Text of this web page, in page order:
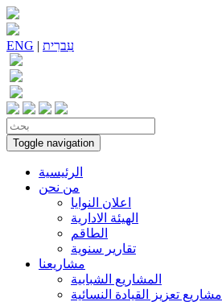
ENG | עִברִית
Toggle navigation
الرئيسية
من نحن
اعلان النوايا
الهيئة الادارية
الطاقم
تقارير سنوية
مشاريعنا
المشاريع الشبابية
مشاريع تعزيز القيادة النسائية